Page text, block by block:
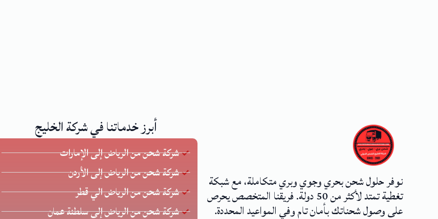
نوفر حلول شحن بحري وجوي وبري متكاملة، مع شبكة
تغطية تمتد لأكثر من 50 دولة. فريقنا المتخصص يحرص
على وصول شحناتك بأمان تام وفي المواعيد المحددة.
أبرز خدماتنا في شركة الخليج
شركة شحن من الرياض إلى الإمارات
شركة شحن من الرياض إلى الأردن
شركة شحن من الرياض الي قطر
شركة شحن من الرياض إلى سلطنة عمان